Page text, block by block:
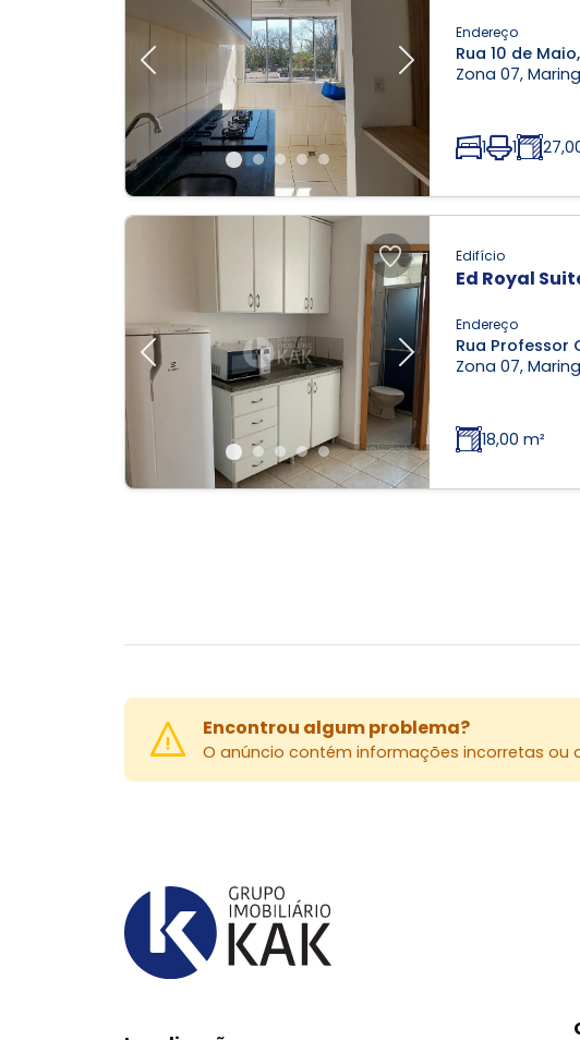
Previous Next
Endereço
Rua 10 de
Zona 07,
1 1
Previous Next
Edifício
Ed Royal
Endereço
Rua Professor
Zona 07,
18,00 m²
Encontrou algum problema?
O anúncio contém informações incorretas ou